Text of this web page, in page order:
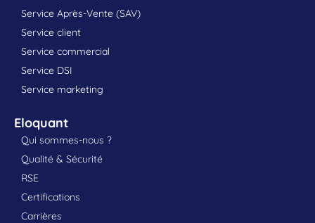
Service Après-Vente (SAV)
Service client
Service commercial
Service DSI
Service marketing
Eloquant
Qui sommes-nous ?
Qualité & Sécurité
RSE
Certifications
Carrières